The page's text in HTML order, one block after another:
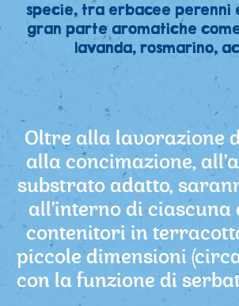
specie, tra erbacee perenni
gran parte aromatiche
lavanda, rosmarino,
Oltre alla lavorazione
alla concimazione,
substrato adatto,
all’interno di ciascuna
contenitori in
piccole dimensioni
con la funzione di